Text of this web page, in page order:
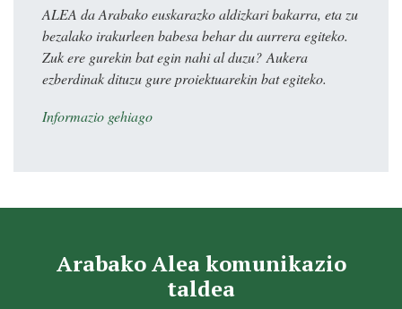
ALEA da Arabako euskarazko aldizkari bakarra, eta zu
bezalako irakurleen babesa behar du aurrera egiteko.
Zuk ere gurekin bat egin nahi al duzu? Aukera
ezberdinak dituzu gure proiektuarekin bat egiteko.
Informazio gehiago
Arabako Alea komunikazio
taldea